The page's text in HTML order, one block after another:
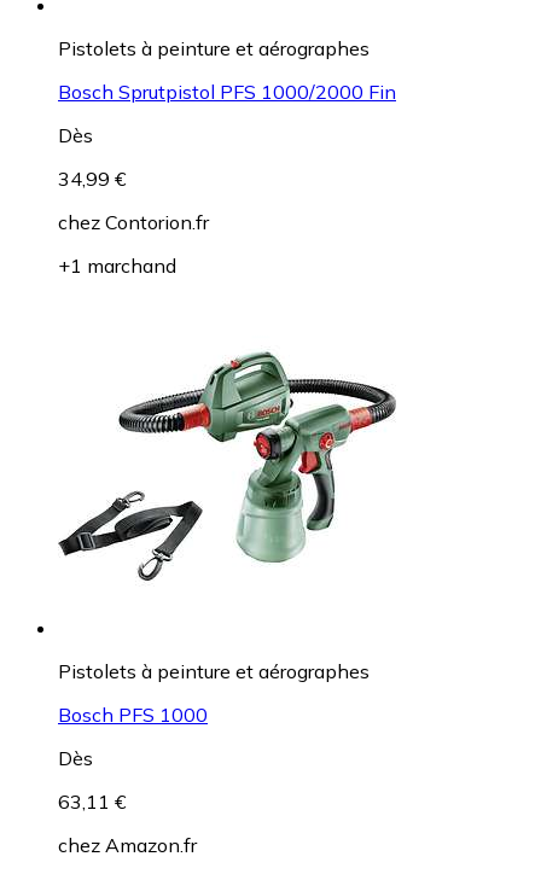
Pistolets à peinture et aérographes
Bosch Sprutpistol PFS 1000/2000 Fin
Dès
34,99 €
chez Contorion.fr
+1 marchand
Pistolets à peinture et aérographes
Bosch PFS 1000
Dès
63,11 €
chez Amazon.fr